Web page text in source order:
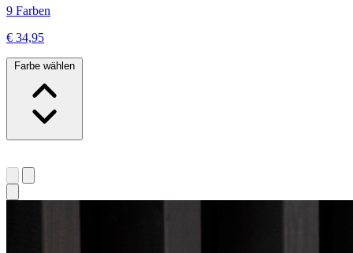
9 Farben
€ 34,95
Farbe wählen